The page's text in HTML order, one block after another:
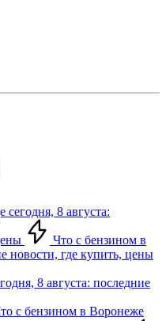
8 августа:
Что с бензином в
новости, где купить, цены
8 августа: последние
с бензином в Воронеже